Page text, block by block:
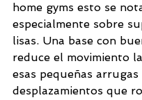
home gyms esto se
especialmente sobre
lisas. Una base con
reduce el movimiento
esas pequeñas arrugas
desplazamientos que